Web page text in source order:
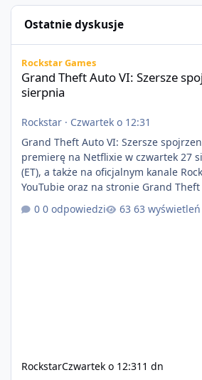
Ostatnie dyskusje
Rockstar Games
Grand Theft Auto VI: Szersze
sierpnia
Rockstar · Czwartek o 12:31
Grand Theft Auto VI: Szersze
premierę na Netflixie w czwartek 27
(ET), a także na oficjalnym kanale
YouTubie oraz na stronie Grand
(ET) 27 sierpnia. https://netflix.com/
Auto VI będzie dostępne 19 listopada
0 odpowiedzi 63 wyświetleń
RockstarCzwartek o 12:31 1 dn